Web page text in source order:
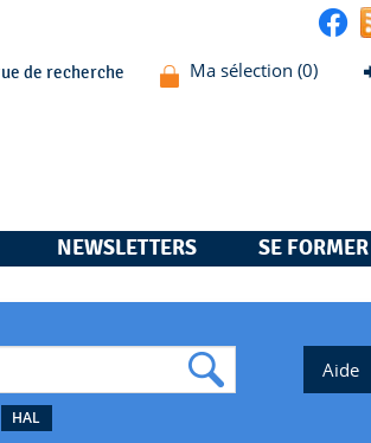
de recherche
NEWSLETTERS SE FORMER
HAL